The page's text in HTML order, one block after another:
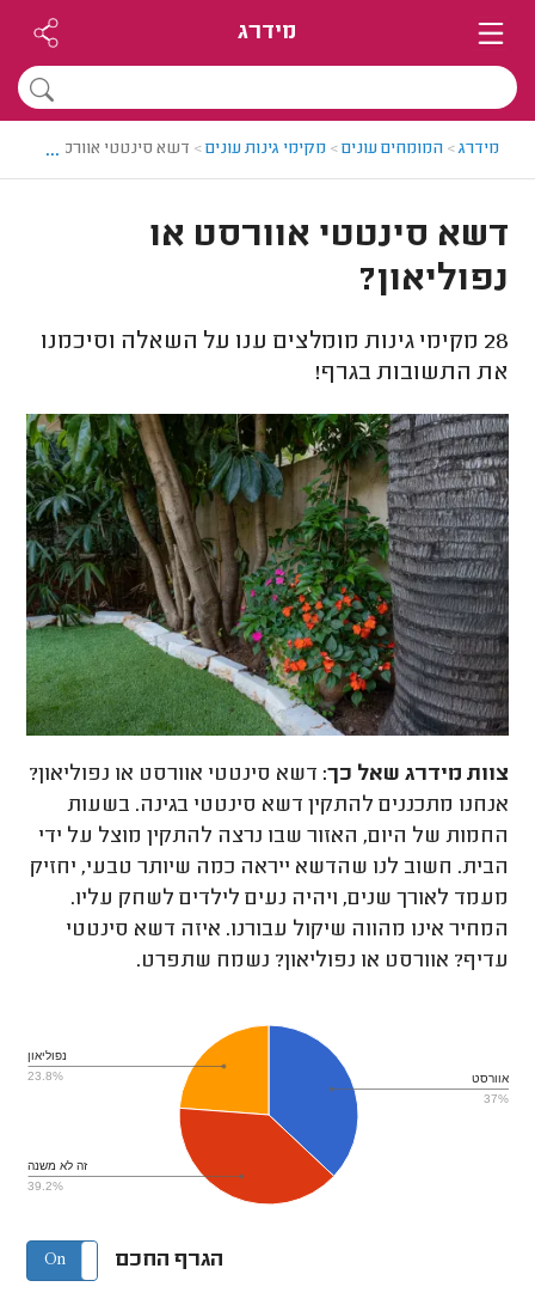
מידרג
מידרג> המומחים עונים> מקימי גינות עונים> דשא סינטטי אוורסט או
...
דשא סינטטי אוורסט או
נפוליאון?
28 מקימי גינות מומלצים ענו על השאלה וסיכמנו
את התשובות בגרף!
צוות מידרג שאל כך: דשא סינטטי אוורסט או נפוליאון?
אנחנו מתכננים להתקין דשא סינטטי בגינה. בשעות
החמות של היום, האזור שבו נרצה להתקין מוצל על ידי
הבית. חשוב לנו שהדשא ייראה כמה שיותר טבעי, יחזיק
מעמד לאורך שנים, ויהיה נעים לילדים לשחק עליו.
המחיר אינו מהווה שיקול עבורנו. איזה דשא סינטטי
עדיף? אוורסט או נפוליאון? נשמח שתפרט.
אוורסט
37%
זה לא משנה
39.2%
נפוליאון
23.8%
הגרף החכם On Off